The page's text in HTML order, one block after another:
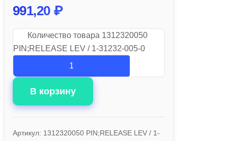
991,20 ₽
Количество товара 1312320050
PIN;RELEASE LEV / 1-31232-005-0
В корзину
Артикул: 1312320050 PIN;RELEASE LEV / 1-